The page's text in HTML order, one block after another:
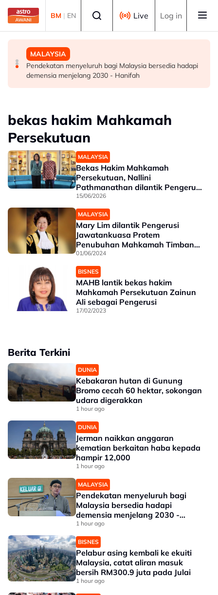
Skip to main content
BM | EN Live Log in
DUNIA
Kebakaran hutan di Gunung Bromo cecah 60 hektar,
sokongan udara digerakkan
DUNIA
Jerman naikkan anggaran kematian berkaitan haba
kepada hampir 12,000
MALAYSIA
Pendekatan menyeluruh bagi Malaysia bersedia hadapi
demensia menjelang 2030 - Hanifah
bekas hakim Mahkamah
Persekutuan
MALAYSIA
Bekas Hakim Mahkamah
Persekutuan, Nallini
Pathmanathan dilantik Pengerusi
Majlis Media Malaysia
15/06/2026
MALAYSIA
Mary Lim dilantik Pengerusi
Jawatankuasa Protem
Penubuhan Mahkamah Timbang
Tara AIAC
01/06/2024
BISNES
MAHB lantik bekas hakim
Mahkamah Persekutuan Zainun
Ali sebagai Pengerusi
17/02/2023
Berita Terkini
DUNIA
Kebakaran hutan di Gunung
Bromo cecah 60 hektar, sokongan
udara digerakkan
1 hour ago
DUNIA
Jerman naikkan anggaran
kematian berkaitan haba kepada
hampir 12,000
1 hour ago
MALAYSIA
Pendekatan menyeluruh bagi
Malaysia bersedia hadapi
demensia menjelang 2030 -
Hanifah
1 hour ago
BISNES
Pelabur asing kembali ke ekuiti
Malaysia, catat aliran masuk
bersih RM300.9 juta pada Julai
1 hour ago